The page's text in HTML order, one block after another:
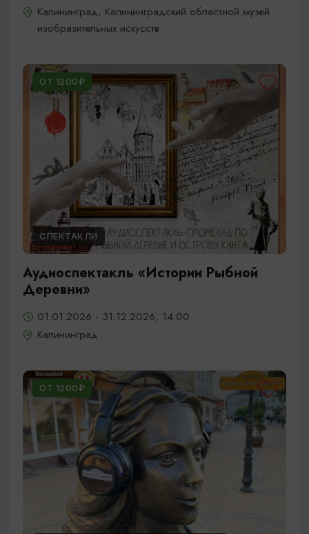
Калининград, Калининградский областной музей
изобразительных искусств
ОТ 1200₽
СПЕКТАКЛИ
Аудиоспектакль «Истории Рыбной
Деревни»
01.01.2026 - 31.12.2026, 14:00
Калининград
ОТ 1200₽